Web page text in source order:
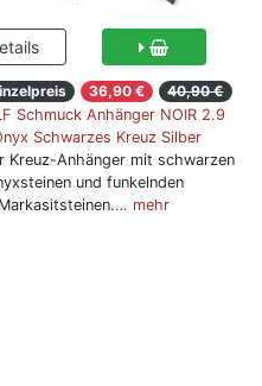
36,90 €
40,90 €
Schmuck Anhänger NOIR 2.9
Schwarzes Kreuz Silber
Kreuz-Anhänger mit schwarzen
und funkelnden
Markasitsteinen.… mehr